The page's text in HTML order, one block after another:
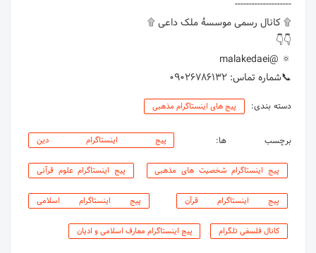
📞شماره تماس: 09026786132
دسته بندی: پیج های اینستاگرام مذهبی
برچسب ها: پیج اینستاگرام دین
پیج اینستاگرام شخصیت های مذهبی پیج اینستاگرام علوم قرآنی
پیج اینستاگرام قرآن پیج اینستاگرام اسلامی
کانال فلسفی تلگرام پیج اینستاگرام معارف اسلامی و ادیان